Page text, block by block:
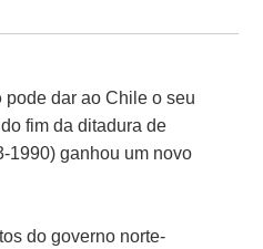
pode dar ao Chile o seu
fim da ditadura de
1990) ganhou um novo
do governo norte-